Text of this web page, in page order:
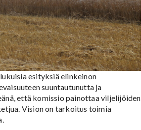
esityksiä elinkeinon
suuntautunutta ja
että komissio painottaa viljelijöiden
Vision on tarkoitus toimia